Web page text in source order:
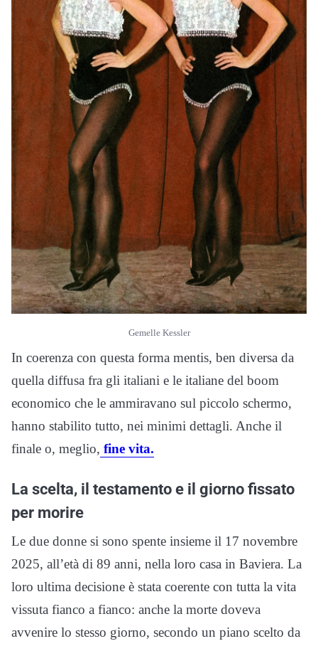
Gemelle Kessler
In coerenza con questa forma mentis, ben diversa da
quella diffusa fra gli italiani e le italiane del boom
economico che le ammiravano sul piccolo schermo,
hanno stabilito tutto, nei minimi dettagli. Anche il
finale o, meglio, fine vita.
La scelta, il testamento e il giorno fissato
per morire
Le due donne si sono spente insieme il 17 novembre
2025, all’età di 89 anni, nella loro casa in Baviera. La
loro ultima decisione è stata coerente con tutta la vita
vissuta fianco a fianco: anche la morte doveva
avvenire lo stesso giorno, secondo un piano scelto da